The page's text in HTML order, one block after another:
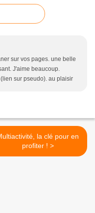
sur vos pages. une belle
J'aime beaucoup.
sur pseudo). au plaisir
la clé pour en
profiter ! >